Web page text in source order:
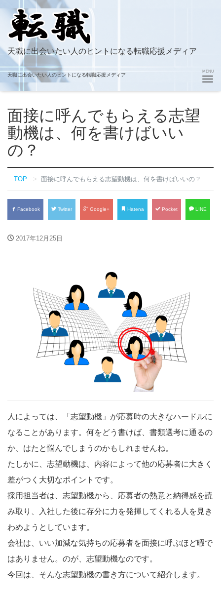
天職に出会いたい人のヒントになる転職応援メディア
天職に出会いたい人のヒントになる転職応援メディア
Toggle
navigation
MENU
面接に呼んでもらえる志望
動機は、何を書けばいい
の？
TOP 面接に呼んでもらえる志望動機は、何を書けばいいの？
Facebook Twitter Google+ Hatena Pocket LINE
2017年12月25日
人によっては、「志望動機」が応募時の大きなハードルに
なることがあります。何をどう書けば、書類選考に通るの
か、はたと悩んでしまうのかもしれませんね。
たしかに、志望動機は、内容によって他の応募者に大きく
差がつく大切なポイントです。
採用担当者は、志望動機から、応募者の熱意と納得感を読
み取り、入社した後に存分に力を発揮してくれる人を見き
わめようとしています。
会社は、いい加減な気持ちの応募者を面接に呼ぶほど暇で
はありません。のが、志望動機なのです。
今回は、そんな志望動機の書き方について紹介します。